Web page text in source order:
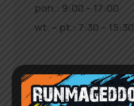
pon.: 9:00 – 17:00
wt. – pt.: 7:30 – 15:30